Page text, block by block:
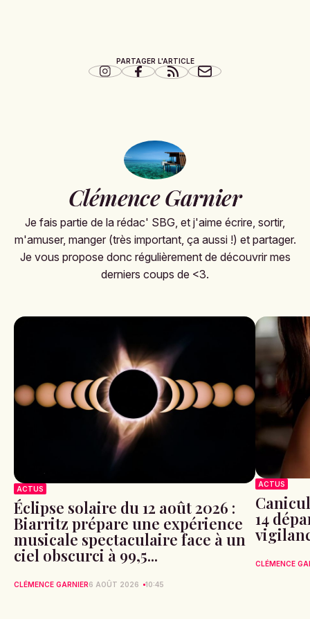
PARTAGER L'ARTICLE
Clémence Garnier
Je fais partie de la rédac' SBG, et j'aime écrire, sortir,
m'amuser, manger (très important, ça aussi !) et partager.
Je vous propose donc régulièrement de découvrir mes
derniers coups de <3.
ACTUS
Éclipse solaire du 12 août 2026 :
Biarritz prépare une expérience
musicale spectaculaire face à un
ciel obscurci à 99,5...
CLÉMENCE GARNIER6 AOÛT 2026 10:45
ACTUS
14
CLÉMENCE